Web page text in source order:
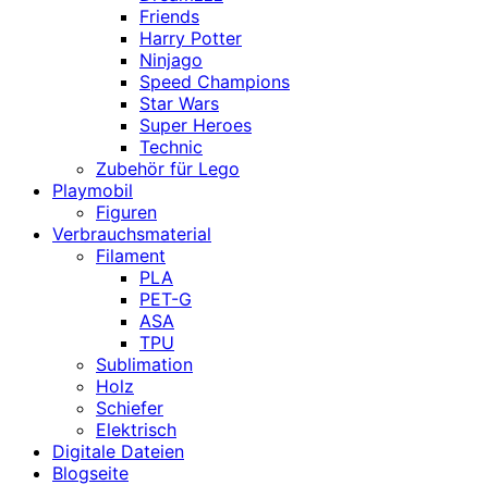
Friends
Harry Potter
Ninjago
Speed Champions
Star Wars
Super Heroes
Technic
Zubehör für Lego
Playmobil
Figuren
Verbrauchsmaterial
Filament
PLA
PET-G
ASA
TPU
Sublimation
Holz
Schiefer
Elektrisch
Digitale Dateien
Blogseite